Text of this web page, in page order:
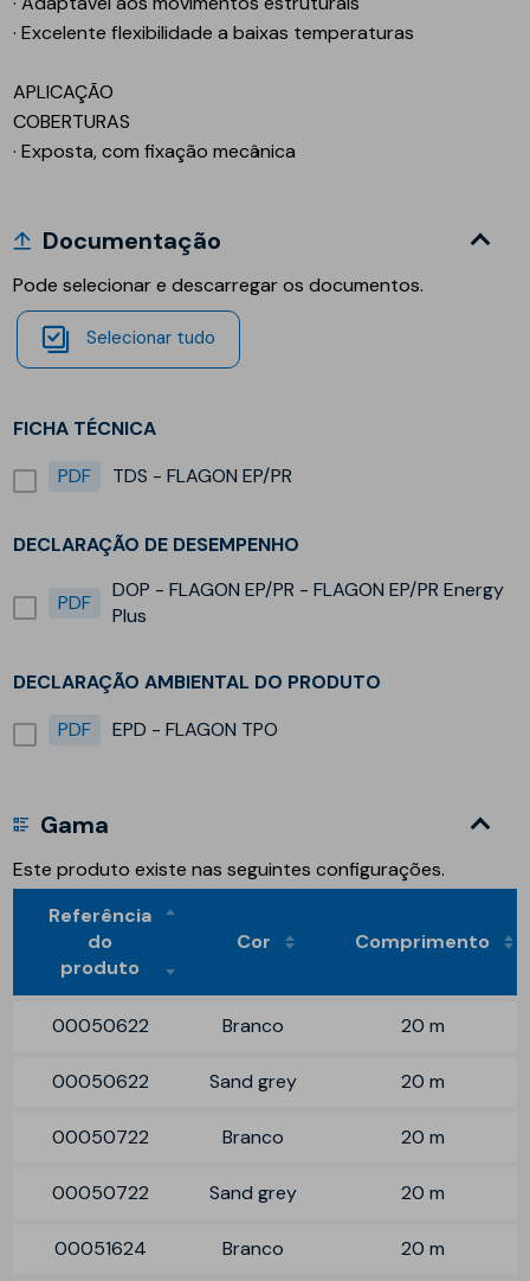
· Excelente flexibilidade a baixas temperaturas
APLICAÇÃO
COBERTURAS
· Exposta, com fixação mecânica
Documentação
Pode selecionar e descarregar os documentos.
Selecionar tudo
FICHA TÉCNICA
PDF
TDS - FLAGON EP/PR
DECLARAÇÃO DE DESEMPENHO
PDF
DOP - FLAGON EP/PR - FLAGON EP/PR Energy
Plus
DECLARAÇÃO AMBIENTAL DO PRODUTO
PDF
EPD - FLAGON TPO
Gama
Este produto existe nas seguintes configurações.
Referência
do
produto
Cor Comprimento
00050622 Branco 20 m
00050622 Sand grey 20 m
00050722 Branco 20 m
00050722 Sand grey 20 m
00051624 Branco 20 m